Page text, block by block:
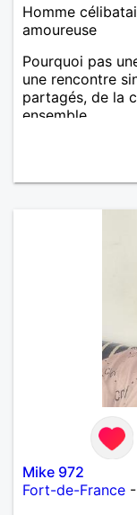
Homme
amoureuse
Pourquoi pas
une rencontre
partagés, de la
ensemble...
Mike 972
Fort-de-France -